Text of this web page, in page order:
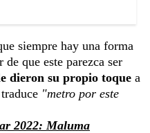
siempre hay una forma
que este parezca ser
dieron su propio toque a
"metro por este
2022: Maluma